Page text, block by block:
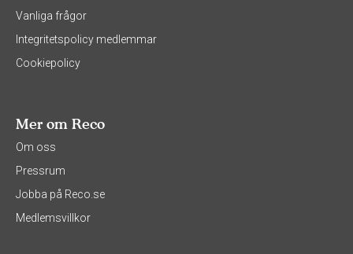
Vanliga frågor
Integritetspolicy medlemmar
Cookiepolicy
Mer om Reco
Om oss
Pressrum
Jobba på Reco.se
Medlemsvillkor